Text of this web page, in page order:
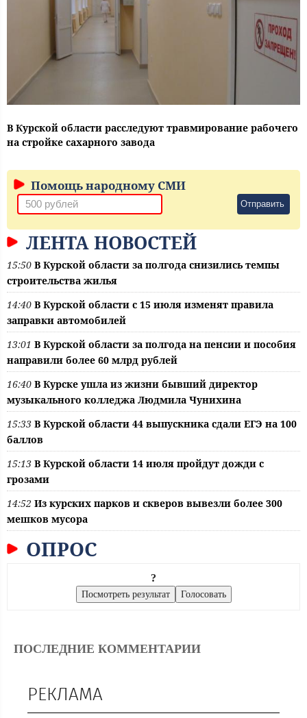
В Курской области расследуют травмирование рабочего
на стройке сахарного завода
Помощь народному СМИ
Отправить
ЛЕНТА НОВОСТЕЙ
15:50 В Курской области за полгода снизились темпы
строительства жилья
14:40 В Курской области с 15 июля изменят правила
заправки автомобилей
13:01 В Курской области за полгода на пенсии и пособия
направили более 60 млрд рублей
16:40 В Курске ушла из жизни бывший директор
музыкального колледжа Людмила Чунихина
15:33 В Курской области 44 выпускника сдали ЕГЭ на 100
баллов
15:13 В Курской области 14 июля пройдут дожди с
грозами
14:52 Из курских парков и скверов вывезли более 300
мешков мусора
ОПРОС
?
ПОСЛЕДНИЕ КОММЕНТАРИИ
РЕКЛАМА